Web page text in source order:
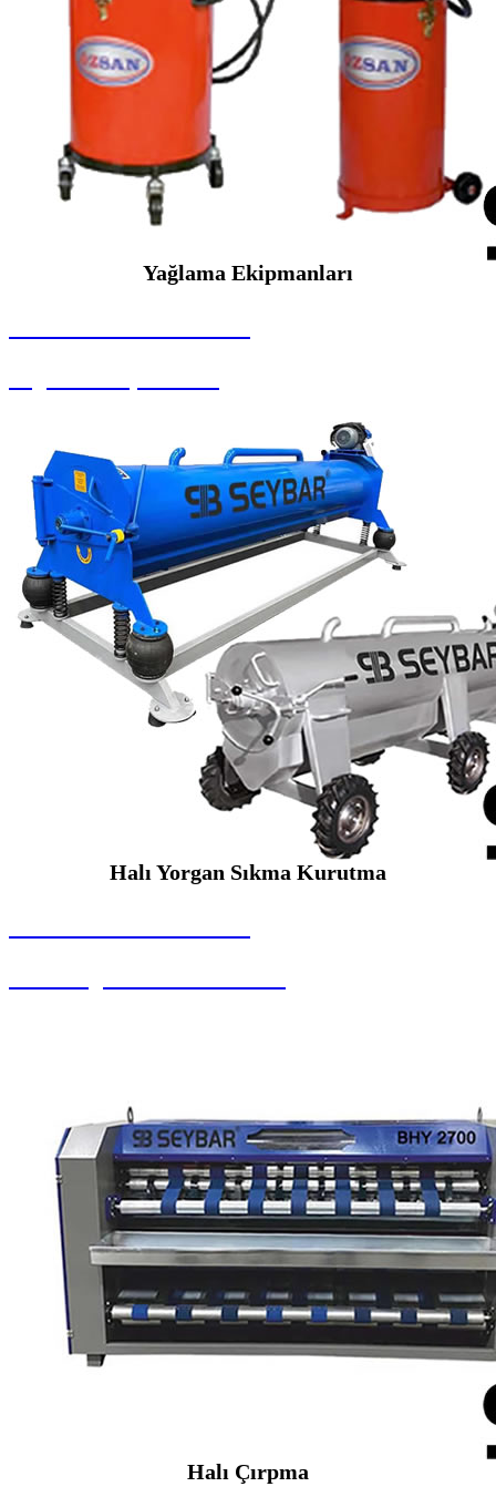
Yağlama Ekipmanları
Halı Yorgan Sıkma Kurutma
Halı Çırpma